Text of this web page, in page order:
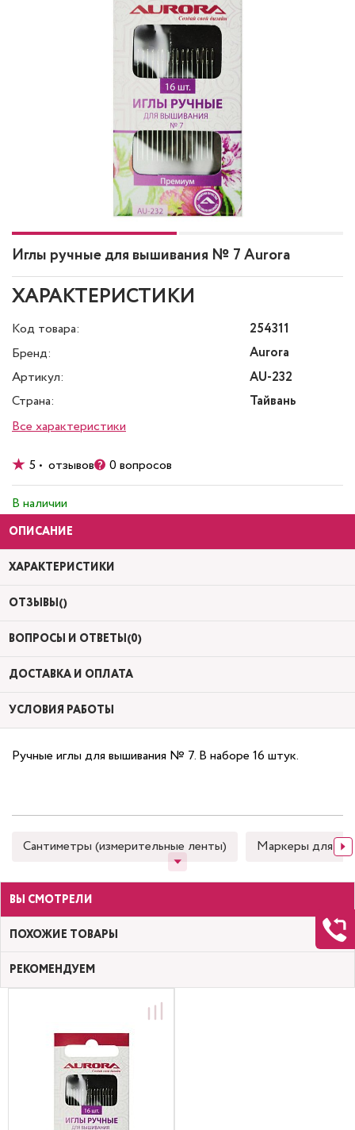
Иглы ручные для вышивания № 7 Aurora
ХАРАКТЕРИСТИКИ
Код товара:
254311
Бренд:
Aurora
Артикул:
AU-232
Страна:
Тайвань
Все характеристики
5 • отзывов 0 вопросов
В наличии
ОПИСАНИЕ
ХАРАКТЕРИСТИКИ
ОТЗЫВЫ()
ВОПРОСЫ И ОТВЕТЫ(0)
ДОСТАВКА И ОПЛАТА
УСЛОВИЯ РАБОТЫ
Ручные иглы для вышивания № 7. В наборе 16 штук.
Сантиметры (измерительные ленты) Маркеры для
ВЫ СМОТРЕЛИ
ПОХОЖИЕ ТОВАРЫ
РЕКОМЕНДУЕМ